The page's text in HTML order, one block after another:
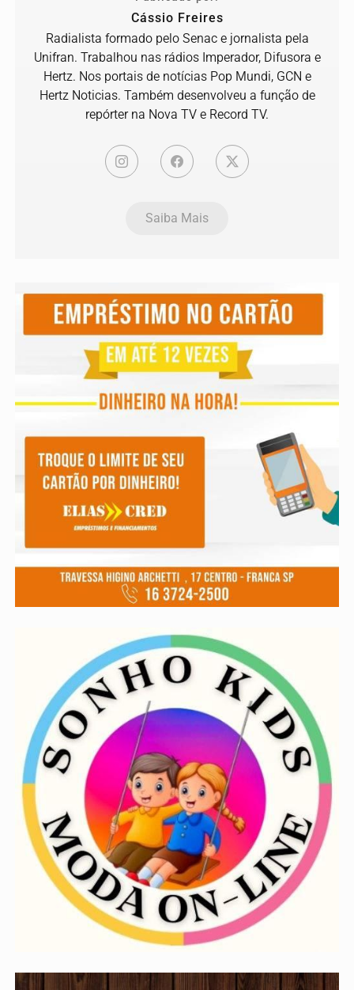
Cássio Freires
Radialista formado pelo Senac e jornalista pela
Unifran. Trabalhou nas rádios Imperador, Difusora e
Hertz. Nos portais de notícias Pop Mundi, GCN e
Hertz Noticias. Também desenvolveu a função de
repórter na Nova TV e Record TV.
Saiba Mais